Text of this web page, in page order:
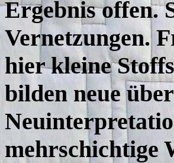
Ergebnis offen.
Vernetzungen.
hier kleine
bilden neue
mehrschichtige